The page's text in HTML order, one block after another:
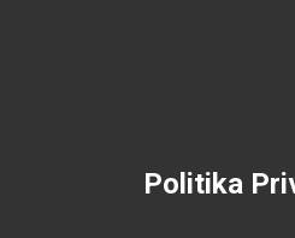
Politika